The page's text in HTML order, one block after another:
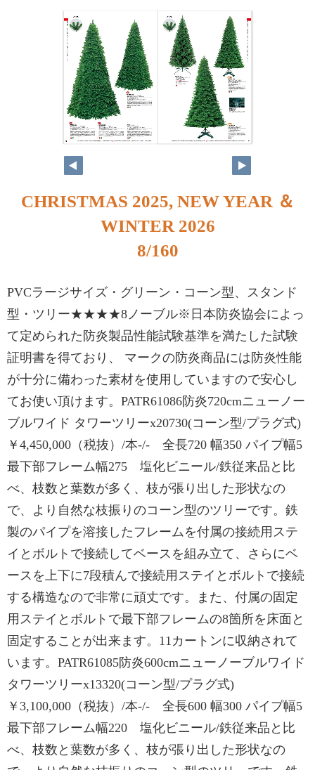
9
8
CHRISTMAS 2025, NEW YEAR ＆
WINTER 2026
8/160
PVCラージサイズ・グリーン・コーン型、スタンド
型・ツリー★★★★8ノーブル※日本防炎協会によっ
て定められた防炎製品性能試験基準を満たした試験
証明書を得ており、 マークの防炎商品には防炎性能
が十分に備わった素材を使用していますので安心し
てお使い頂けます。PATR61086防炎720cmニューノー
ブルワイド タワーツリーx20730(コーン型/プラグ式)
￥4,450,000（税抜）/本-/- 全長720 幅350 パイプ幅5
最下部フレーム幅275 塩化ビニール/鉄従来品と比
べ、枝数と葉数が多く、枝が張り出した形状なの
で、より自然な枝振りのコーン型のツリーです。鉄
製のパイプを溶接したフレームを付属の接続用ステ
イとボルトで接続してベースを組み立て、さらにベ
ースを上下に7段積んで接続用ステイとボルトで接続
する構造なので非常に頑丈です。また、付属の固定
用ステイとボルトで最下部フレームの8箇所を床面と
固定することが出来ます。11カートンに収納されて
います。PATR61085防炎600cmニューノーブルワイド
タワーツリーx13320(コーン型/プラグ式)
￥3,100,000（税抜）/本-/- 全長600 幅300 パイプ幅5
最下部フレーム幅220 塩化ビニール/鉄従来品と比
べ、枝数と葉数が多く、枝が張り出した形状なの